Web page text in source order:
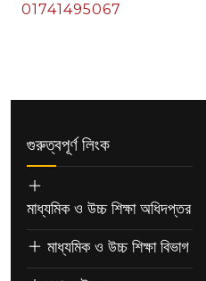
01741495067
গুরুত্বপূর্ণ লিংক
মাধ্যমিক ও উচ্চ শিক্ষা অধিদপ্তর
মাধ্যমিক ও উচ্চ শিক্ষা বিভাগ